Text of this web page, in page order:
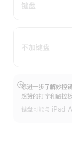
键盘
不加键盘
想进一步了解妙控键
超赞的打字和触控板
键盘可能与 iPad
展
开